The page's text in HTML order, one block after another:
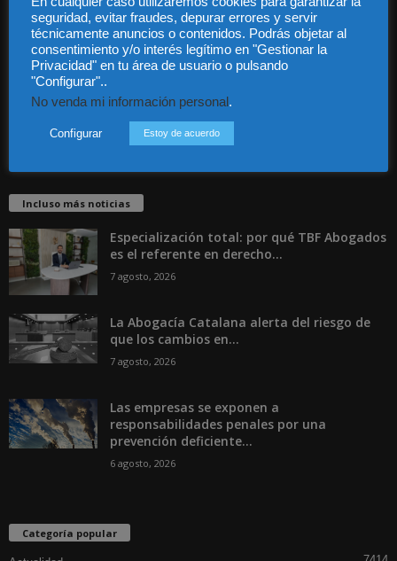
Contacto
Guía Colaboradores
Contáctanos:
Incluso más noticias
Especialización total: por qué TBF Abogados
es el referente en derecho...
7 agosto, 2026
La Abogacía Catalana alerta del riesgo de
que los cambios en...
7 agosto, 2026
Las empresas se exponen a
responsabilidades penales por una
prevención deficiente...
6 agosto, 2026
Categoría popular
seguridad, evitar fraudes, depurar errores y servir
técnicamente anuncios o contenidos. Podrás objetar al
consentimiento y/o interés legítimo en "Gestionar la
Privacidad" en tu área de usuario o pulsando
"Configurar"..
No venda mi información personal.
Configurar Estoy de acuerdo